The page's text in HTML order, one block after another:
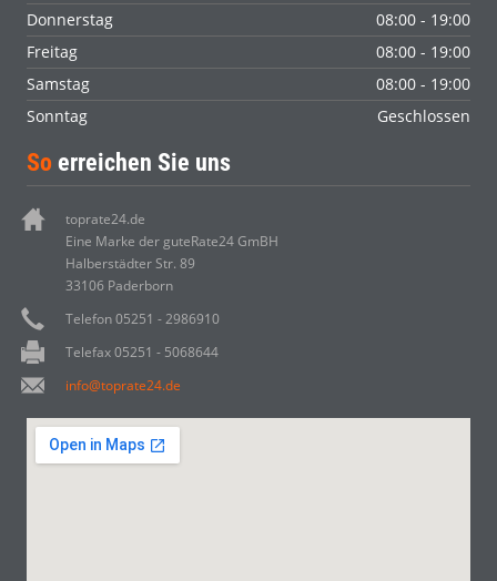
Donnerstag
08:00 - 19:00
Freitag
08:00 - 19:00
Samstag
08:00 - 19:00
Sonntag
Geschlossen
So erreichen Sie uns
toprate24.de
Eine Marke der guteRate24 GmBH
Halberstädter Str. 89
33106 Paderborn
Telefon 05251 - 2986910
Telefax 05251 - 5068644
info@toprate24.de